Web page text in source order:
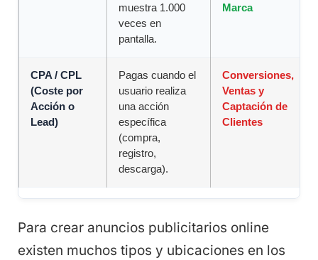
muestra 1.000
veces en
pantalla.
Marca
CPA / CPL
(Coste por
Acción o
Lead)
Pagas cuando el
usuario realiza
una acción
específica
(compra,
registro,
descarga).
Conversiones,
Ventas y
Captación de
Clientes
Para crear anuncios publicitarios online
existen muchos tipos y ubicaciones en los